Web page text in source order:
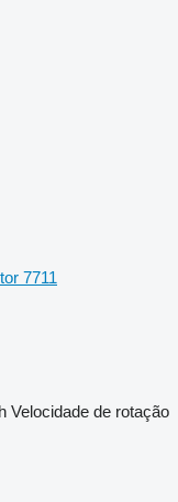
7711
Velocidade de rotação